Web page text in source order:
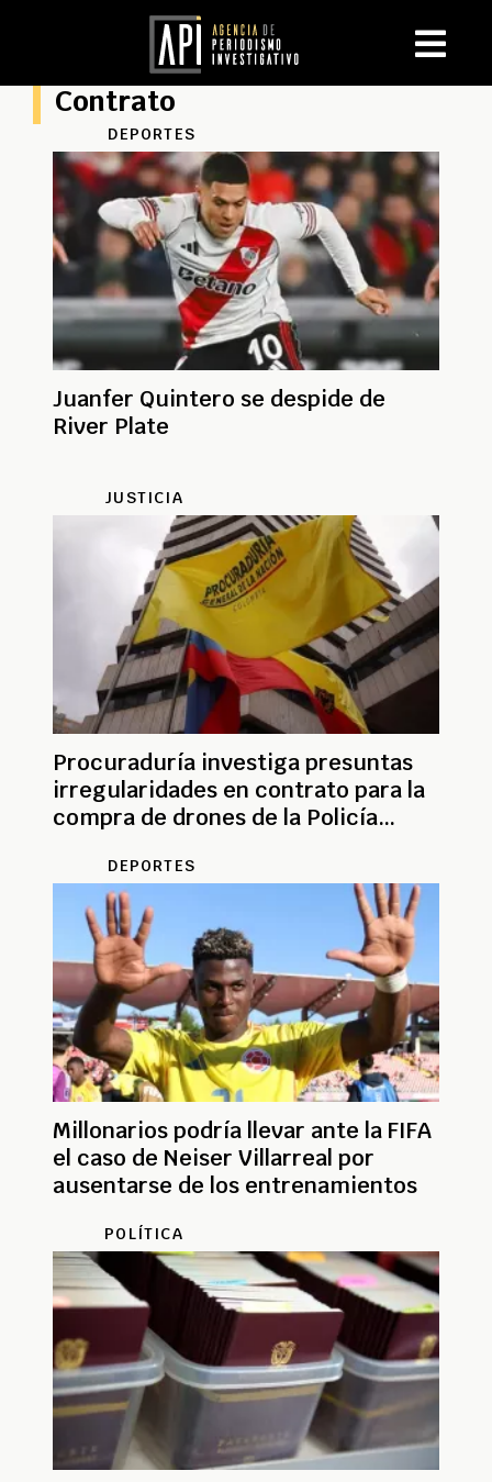
Contrato
DEPORTES
Juanfer Quintero se despide de
River Plate
JUSTICIA
Procuraduría investiga presuntas
irregularidades en contrato para la
compra de drones de la Policía
DEPORTES
Millonarios podría llevar ante la FIFA
el caso de Neiser Villarreal por
ausentarse de los entrenamientos
POLÍTICA